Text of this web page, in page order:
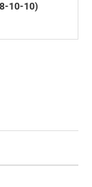
10-10)